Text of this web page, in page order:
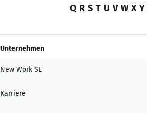
Q R S T U V W X Y
Unternehmen
New Work SE
Karriere